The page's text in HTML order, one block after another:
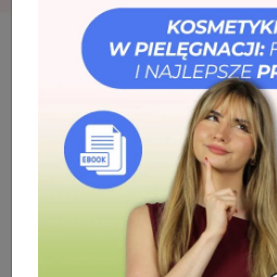
Kosmetyki Ciało
Krem do rąk
Krem